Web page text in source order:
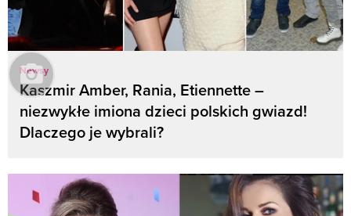
Newsy
Kaszmir Amber, Rania, Etiennette –
niezwykłe imiona dzieci polskich gwiazd!
Dlaczego je wybrali?